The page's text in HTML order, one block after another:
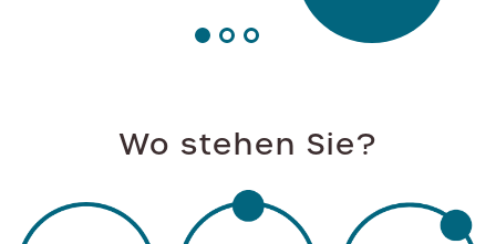
Wo stehen Sie?